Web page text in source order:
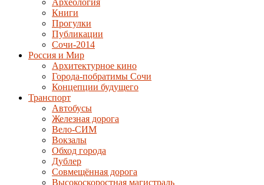
Археология
Книги
Прогулки
Публикации
Сочи-2014
Россия и Мир
Архитектурное кино
Города-побратимы Сочи
Концепции будущего
Транспорт
Автобусы
Железная дорога
Вело-СИМ
Вокзалы
Обход города
Дублер
Совмещённая дорога
Высокоскоростная магистраль